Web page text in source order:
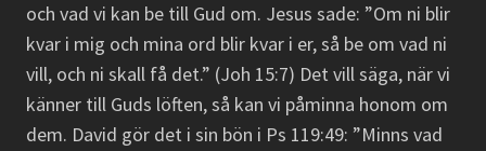
och vad vi kan be till Gud om. Jesus sade: ”Om ni blir
kvar i mig och mina ord blir kvar i er, så be om vad ni
vill, och ni skall få det.” (Joh 15:7) Det vill säga, när vi
känner till Guds löften, så kan vi påminna honom om
dem. David gör det i sin bön i Ps 119:49: ”Minns vad